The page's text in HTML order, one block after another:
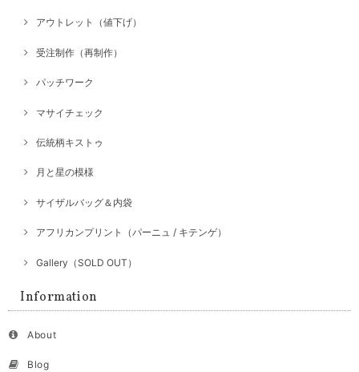
アウトレット（値下げ）
受注制作（再制作）
パッチワーク
マサイチェック
伝統柄キストゥ
月と星の模様
サイザルバッグ＆内袋
アフリカンプリント（パーニュ / キテンゲ）
Gallery（SOLD OUT）
Information
About
Blog